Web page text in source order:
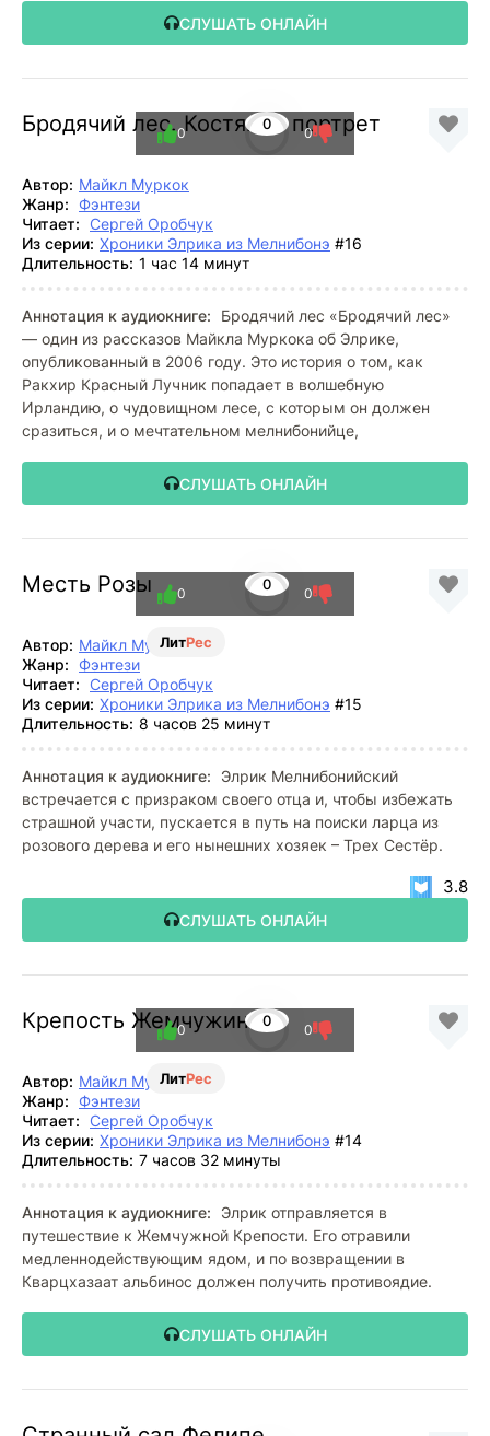
СЛУШАТЬ ОНЛАЙН
Бродячий лес. Костяной портрет
0
0 0
Автор: Майкл Муркок
Жанр:
Фэнтези
Читает: Сергей Оробчук
Из серии: Хроники Элрика из Мелнибонэ #16
Длительность: 1 час 14 минут
Аннотация к аудиокниге:
Бродячий лес «Бродячий лес»
— один из рассказов Майкла Муркока об Элрике,
опубликованный в 2006 году. Это история о том, как
Ракхир Красный Лучник попадает в волшебную
Ирландию, о чудовищном лесе, с которым он должен
сразиться, и о мечтательном мелнибонийце,
СЛУШАТЬ ОНЛАЙН
Месть Розы
ЛитРес
0
0 0
Автор: Майкл Муркок
Жанр:
Фэнтези
Читает: Сергей Оробчук
Из серии: Хроники Элрика из Мелнибонэ #15
Длительность: 8 часов 25 минут
Аннотация к аудиокниге:
Элрик Мелнибонийский
встречается с призраком своего отца и, чтобы избежать
страшной участи, пускается в путь на поиски ларца из
розового дерева и его нынешних хозяек – Трех Сестёр.
СЛУШАТЬ ОНЛАЙН
3.8
Крепость Жемчужины
ЛитРес
0
0 0
Автор: Майкл Муркок
Жанр:
Фэнтези
Читает: Сергей Оробчук
Из серии: Хроники Элрика из Мелнибонэ #14
Длительность: 7 часов 32 минуты
Аннотация к аудиокниге:
Элрик отправляется в
путешествие к Жемчужной Крепости. Его отравили
медленнодействующим ядом, и по возвращении в
Кварцхазаат альбинос должен получить противоядие.
СЛУШАТЬ ОНЛАЙН